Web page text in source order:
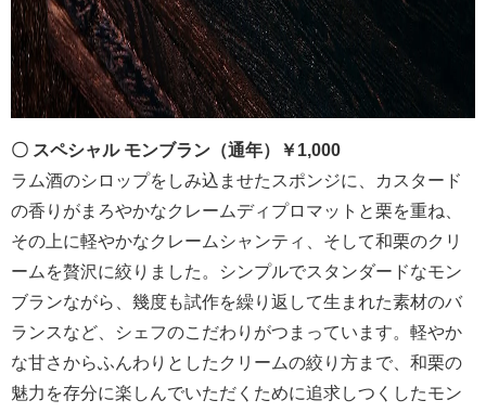
〇 スペシャル モンブラン（通年）￥1,000
ラム酒のシロップをしみ込ませたスポンジに、カスタード
の香りがまろやかなクレームディプロマットと栗を重ね、
その上に軽やかなクレームシャンティ、そして和栗のクリ
ームを贅沢に絞りました。シンプルでスタンダードなモン
ブランながら、幾度も試作を繰り返して生まれた素材のバ
ランスなど、シェフのこだわりがつまっています。軽やか
な甘さからふんわりとしたクリームの絞り方まで、和栗の
魅力を存分に楽しんでいただくために追求しつくしたモン